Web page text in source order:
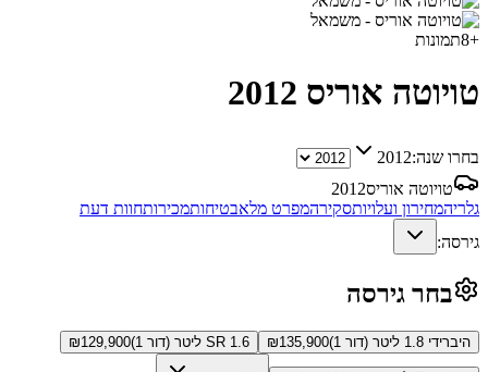
+
8תמונות
טויוטה אוריס 2012
בחרו שנה:2012
טויוטה אוריס2012
גלריהמחירון ועלויותסקירהמפרט מלאבטיחותמכירותחוות דעת
גירסה:
בחר גירסה
היברידי 1.8 ליטר (דור 1) ₪135,900 SR 1.6 ליטר (דור 1) ₪129,900